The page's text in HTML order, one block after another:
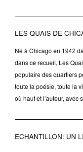
LES QUAIS DE
Né à Chicago en 1942
dans ce recueil, Les
populaire des quartiers
toute la poésie, toute la
où haut et l’auteur,
ECHANTILLON: UN